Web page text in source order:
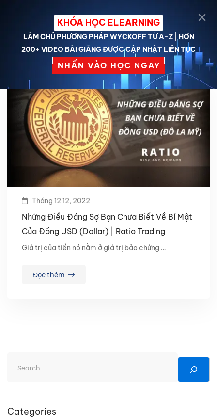
Tháng 12 12, 2022
Những Điều Đáng Sợ Bạn Chưa Biết Về Bí Mật
Của Đồng USD (Dollar) | Ratio Trading
Giá trị của tiền nó nằm ở giá trị bảo chứng …
Đọc thêm
Categories
KHÓA HỌC ELEARNING
LÀM CHỦ PHƯƠNG PHÁP WYCKOFF TỪ A-Z | HƠN
200+ VIDEO BÀI GIẢNG ĐƯỢC CẬP NHẬT LIÊN TỤC
NHẤN VÀO HỌC NGAY